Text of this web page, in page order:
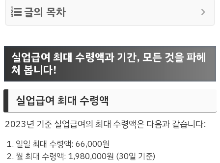
글의 목차
실업급여 최대 수령액과 기간, 모든 것을 파헤
쳐 봅니다!
실업급여 최대 수령액
2023년 기준 실업급여의 최대 수령액은 다음과 같습니다:
일일 최대 수령액: 66,000원
월 최대 수령액: 1,980,000원 (30일 기준)